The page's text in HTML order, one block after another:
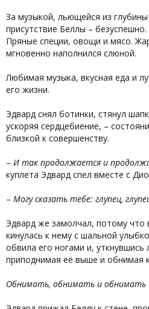
За музыкой, льющейся из
присутствие Беллы –
Пряные специи, овощи и мясо.
мгновенно наполнился слюной.
Любимая музыка, вкусная еда и
его жизни.
Эдвард снял ботинки, стянул
ускоряя сердцебиение, –
близкой к совершенству.
– И так продолжается и
куплета Эдвард спел вместе с
– Могу сказать тебе: глупец,
Эдвард же замолчал, потому что
кинулась к нему с шальной
обвила его ногами и,
приподнимая её выше и обнимая
Обнимать, обнимать и обнимать